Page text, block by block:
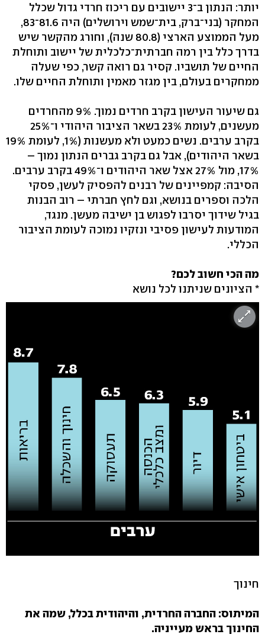
יותר: הנתון ב־3 יישובים עם ריכוז חרדי גדול שכלל
המחקר (בני־ברק, בית־שמש וירושלים) היה 81.6־83,
מעל הממוצע הארצי (80.8 שנה), וחורג מהקשר שיש
בדרך כלל בין רמה חברתית־כלכלית של יישוב ותוחלת
החיים של תושביו. קסיר גם רואה קשר, כפי שעלה
ממחקרים בעולם, בין מגזר מאמין ותוחלת החיים שלו.
גם שיעור העישון בקרב חרדים נמוך. 9% מהחרדים
מעשנים, לעומת 23% בשאר הציבור היהודי ו־25%
בקרב ערבים. נשים כמעט ולא מעשנות (1%, לעומת 19%
בשאר היהודים), אבל גם בקרב גברים הנתון נמוך –
17%, מול 27% אצל שאר היהודים ו־49% בקרב ערבים.
הסיבה: קמפיינים של רבנים להפסיק לעשן, פסקי
הלכה וספרים בנושא, וגם לחץ חברתי – רוב הבנות
בגיל שידוך יסרבו לפגוש בן ישיבה מעשן. מנגד,
המודעות לעישון פסיבי ונזקיו נמוכה לעומת הציבור
הכללי.
מה הכי חשוב לכם?
* הציונים שניתנו לכל נושא
חינוך
המיתוס: החברה החרדית, והיהודית בכלל, שמה את
החינוך בראש מעייניה.